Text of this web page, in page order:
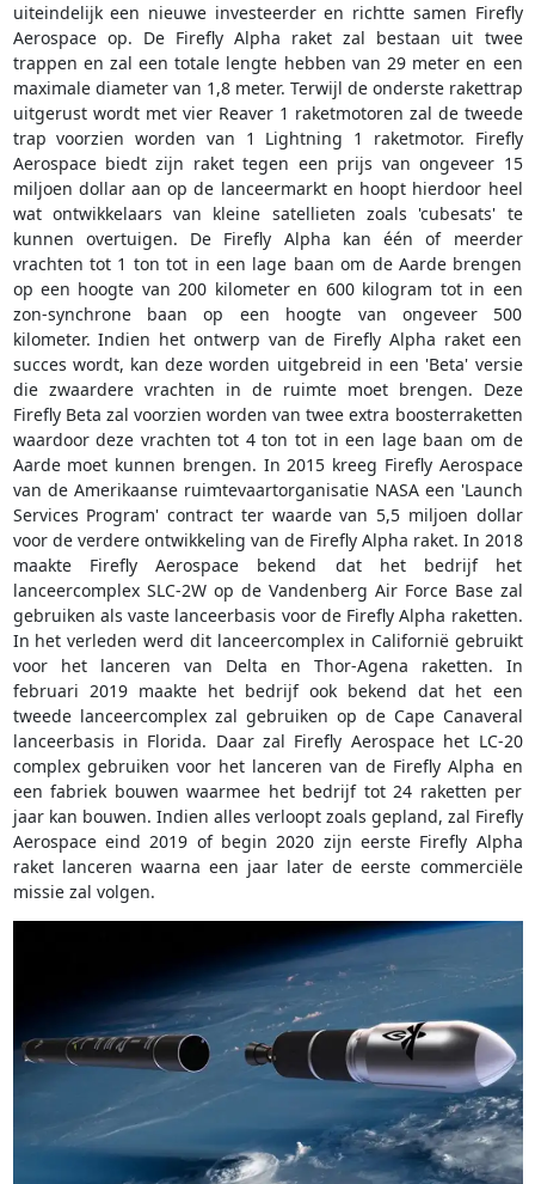
uiteindelijk een nieuwe investeerder en richtte samen Firefly
Aerospace op. De Firefly Alpha raket zal bestaan uit twee
trappen en zal een totale lengte hebben van 29 meter en een
maximale diameter van 1,8 meter. Terwijl de onderste rakettrap
uitgerust wordt met vier Reaver 1 raketmotoren zal de tweede
trap voorzien worden van 1 Lightning 1 raketmotor. Firefly
Aerospace biedt zijn raket tegen een prijs van ongeveer 15
miljoen dollar aan op de lanceermarkt en hoopt hierdoor heel
wat ontwikkelaars van kleine satellieten zoals 'cubesats' te
kunnen overtuigen. De Firefly Alpha kan één of meerder
vrachten tot 1 ton tot in een lage baan om de Aarde brengen
op een hoogte van 200 kilometer en 600 kilogram tot in een
zon-synchrone baan op een hoogte van ongeveer 500
kilometer. Indien het ontwerp van de Firefly Alpha raket een
succes wordt, kan deze worden uitgebreid in een 'Beta' versie
die zwaardere vrachten in de ruimte moet brengen. Deze
Firefly Beta zal voorzien worden van twee extra boosterraketten
waardoor deze vrachten tot 4 ton tot in een lage baan om de
Aarde moet kunnen brengen. In 2015 kreeg Firefly Aerospace
van de Amerikaanse ruimtevaartorganisatie NASA een 'Launch
Services Program' contract ter waarde van 5,5 miljoen dollar
voor de verdere ontwikkeling van de Firefly Alpha raket. In 2018
maakte Firefly Aerospace bekend dat het bedrijf het
lanceercomplex SLC-2W op de Vandenberg Air Force Base zal
gebruiken als vaste lanceerbasis voor de Firefly Alpha raketten.
In het verleden werd dit lanceercomplex in Californië gebruikt
voor het lanceren van Delta en Thor-Agena raketten. In
februari 2019 maakte het bedrijf ook bekend dat het een
tweede lanceercomplex zal gebruiken op de Cape Canaveral
lanceerbasis in Florida. Daar zal Firefly Aerospace het LC-20
complex gebruiken voor het lanceren van de Firefly Alpha en
een fabriek bouwen waarmee het bedrijf tot 24 raketten per
jaar kan bouwen. Indien alles verloopt zoals gepland, zal Firefly
Aerospace eind 2019 of begin 2020 zijn eerste Firefly Alpha
raket lanceren waarna een jaar later de eerste commerciële
missie zal volgen.